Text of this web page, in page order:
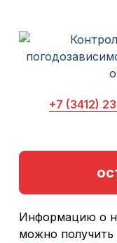
+7 (3412)
Информацию о
можно